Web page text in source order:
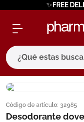
✨FREE
¿Qué estas buscando?
Código de artículo: 32985
Desodorante
términos más
1. eucerin